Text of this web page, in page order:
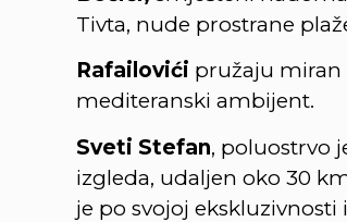
Tivta, nude prostrane
Rafailovići pružaju
mediteranski ambijent.
Sveti Stefan, poluostrvo
izgleda, udaljen oko 30
je po svojoj